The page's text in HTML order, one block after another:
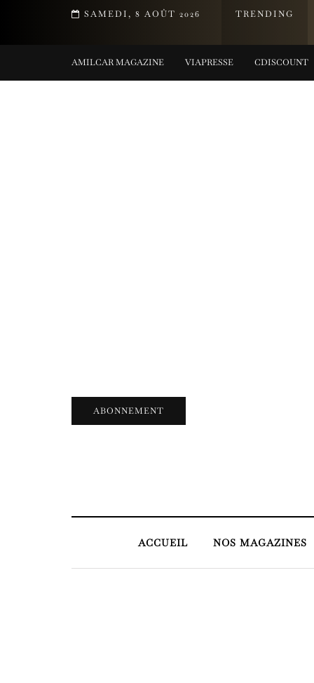
SAMEDI, 8 AOÛT 2026 TRENDING
DE LA COLLECTION TIFFANY TITAN PAR PHARRELL WILLIAMS
AMILCAR MAGAZINE VIAPRESSE CDISCOUNT
ABONNEMENT
ACCUEIL NOS MAGAZINES